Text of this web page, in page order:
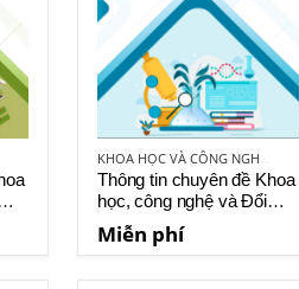
KHOA HỌC VÀ CÔNG NGHỆ VIỆT NAM
Thông tin chuyên đề Khoa
học, công nghệ và Đổi
mới sáng tạo số 4-2023
Miễn phí